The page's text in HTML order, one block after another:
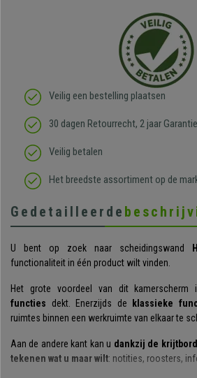
Veilig een bestelling plaatsen
30 dagen Retourrecht, 2 jaar Garantie
Veilig betalen
Het breedste assortiment op de
Gedetailleerde
U bent op zoek naar scheidingswand
functionaliteit in één product wilt vinden.
Het grote voordeel van dit
functies dekt. Enerzijds de klassieke
ruimtes binnen een werkruimte van elkaar te
Aan de andere kant kan u dankzij de
tekenen wat u maar wilt: notities, roosters,